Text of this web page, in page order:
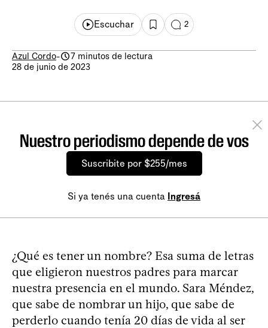
Escuchar 2
Azul Cordo-
7 minutos de lectura
28 de junio de 2023
Nuestro periodismo depende de vos
Suscribite por $255/mes
Si ya tenés una cuenta Ingresá
¿Qué es tener un nombre? Esa suma de letras
que eligieron nuestros padres para marcar
nuestra presencia en el mundo. Sara Méndez,
que sabe de nombrar un hijo, que sabe de
perderlo cuando tenía 20 días de vida al ser